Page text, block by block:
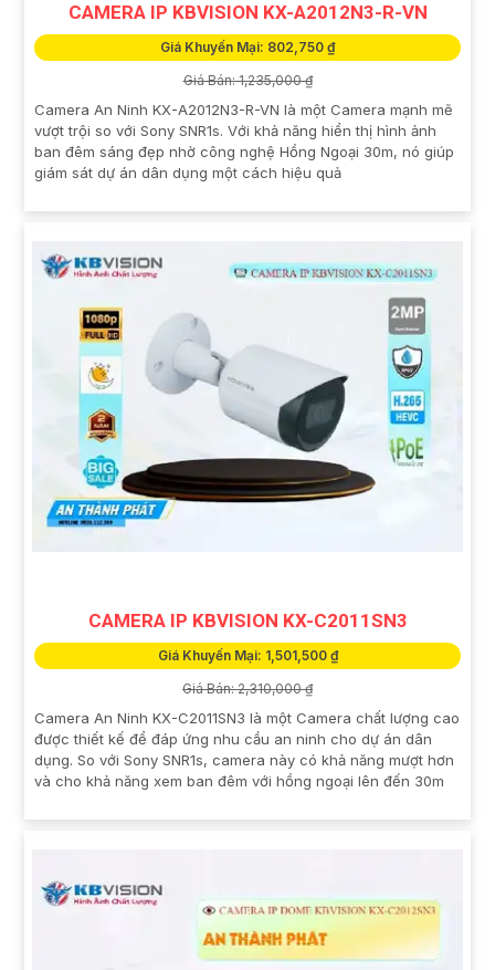
CAMERA IP KBVISION KX-A2012N3-R-VN
Giá Khuyến Mại: 802,750 ₫
Giá Bán: 1,235,000 ₫
Camera An Ninh KX-A2012N3-R-VN là một Camera mạnh mẽ
vượt trội so với Sony SNR1s. Với khả năng hiển thị hình ảnh
ban đêm sáng đẹp nhờ công nghệ Hồng Ngoại 30m, nó giúp
giám sát dự án dân dụng một cách hiệu quả
CAMERA IP KBVISION KX-C2011SN3
Giá Khuyến Mại: 1,501,500 ₫
Giá Bán: 2,310,000 ₫
Camera An Ninh KX-C2011SN3 là một Camera chất lượng cao
được thiết kế để đáp ứng nhu cầu an ninh cho dự án dân
dụng. So với Sony SNR1s, camera này có khả năng mượt hơn
và cho khả năng xem ban đêm với hồng ngoại lên đến 30m